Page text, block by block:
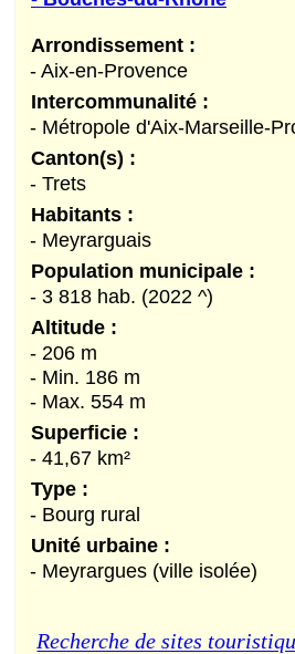
Arrondissement :
- Aix-en-Provence
Intercommunalité :
- Métropole d'Aix-Marseille-
Canton(s) :
- Trets
Habitants :
- Meyrarguais
Population municipale :
- 3 818 hab. (2022 ^)
Altitude :
- 206 m
- Min. 186 m
- Max. 554 m
Superficie :
- 41,67 km²
Type :
- Bourg rural
Unité urbaine :
- Meyrargues (ville isolée)
Recherche de sites